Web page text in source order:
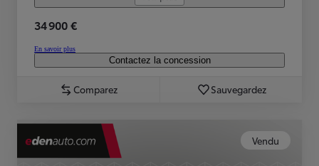
34 900 €
En savoir plus
Contactez la concession
Comparez Sauvegardez
Vendu